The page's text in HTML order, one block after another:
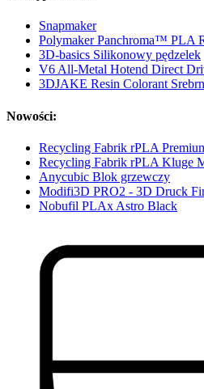
Snapmaker
Polymaker Panchroma™ PLA
3D-basics Silikonowy pędzelek
V6 All-Metal Hotend Direct
3DJAKE Resin Colorant
Nowości:
Recycling Fabrik rPLA
Recycling Fabrik rPLA Kluge
Anycubic Blok grzewczy
Modifi3D PRO2 - 3D Druck
Nobufil PLAx Astro Black